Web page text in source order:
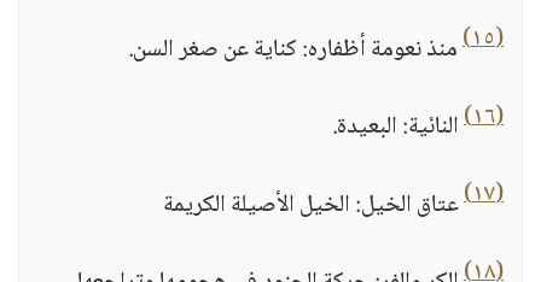
(١٥)
منذ نعومة أظفاره: كناية عن صغر السن.
(١٦)
النائية: البعيدة.
(١٧)
عتاق الخيل: الخيل الأصيلة الكريمة